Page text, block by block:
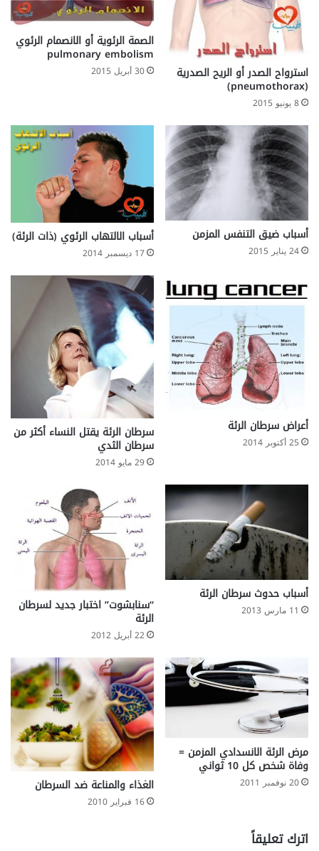
استرواح الصدر أو الريح الصدرية
(pneumothorax)
8 يونيو 2015
الصمة الرئوية أو الانصمام الرئوي
pulmonary embolism
30 أبريل 2015
أسباب ضيق التنفس المزمن
24 يناير 2015
أسباب الالتهاب الرئوي (ذات الرئة)
17 ديسمبر 2014
أعراض سرطان الرئة
25 أكتوبر 2014
سرطان الرئة يقتل النساء أكثر من
سرطان الثدي
29 مايو 2014
أسباب حدوث سرطان الرئة
11 مارس 2013 “سنابشوت” اختبار جديد لسرطان
الرئة
22 أبريل 2012
مرض الرئة الانسدادي المزمن =
وفاة شخص كل 10 ثواني
20 نوفمبر 2011 الغذاء والمناعة ضد السرطان
16 فبراير 2010
اترك تعليقاً